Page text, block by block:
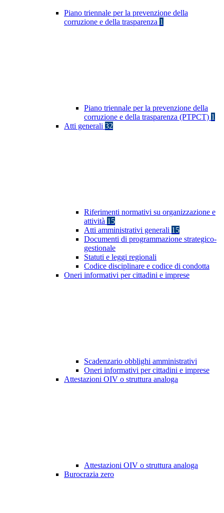
Piano triennale per la prevenzione della
corruzione e della trasparenza 1
Piano triennale per la prevenzione della
corruzione e della trasparenza (PTPCT) 1
Atti generali 32
Riferimenti normativi su organizzazione e
attività 15
Atti amministrativi generali 15
Documenti di programmazione strategico-
gestionale
Statuti e leggi regionali
Codice disciplinare e codice di condotta
Oneri informativi per cittadini e imprese
Scadenzario obblighi amministrativi
Oneri informativi per cittadini e imprese
Attestazioni OIV o struttura analoga
Attestazioni OIV o struttura analoga
Burocrazia zero